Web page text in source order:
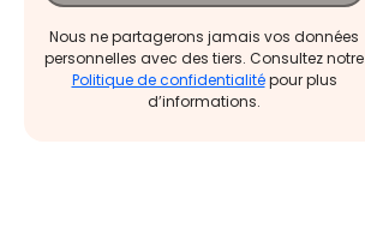
Nous ne partagerons jamais vos données
personnelles avec des tiers. Consultez notre
Politique de confidentialitépour plus
d’informations.